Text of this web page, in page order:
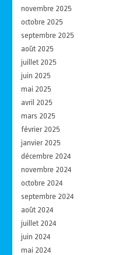
novembre 2025
octobre 2025
septembre 2025
août 2025
juillet 2025
juin 2025
mai 2025
avril 2025
mars 2025
février 2025
janvier 2025
décembre 2024
novembre 2024
octobre 2024
septembre 2024
août 2024
juillet 2024
juin 2024
mai 2024